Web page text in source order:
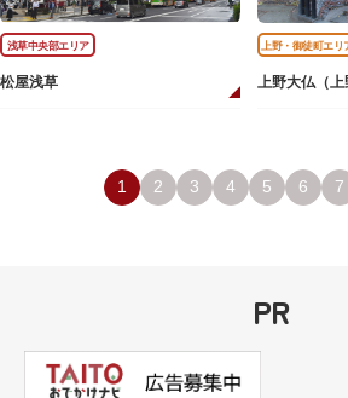
浅草中央部エリア
松屋浅草
上野・御徒町エリ
上野大仏（上
1 2 3 4 5 6 7
PR